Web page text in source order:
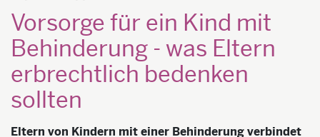
Vorsorge für ein Kind mit
Behinderung - was Eltern
erbrechtlich bedenken
sollten
Eltern von Kindern mit einer Behinderung verbindet